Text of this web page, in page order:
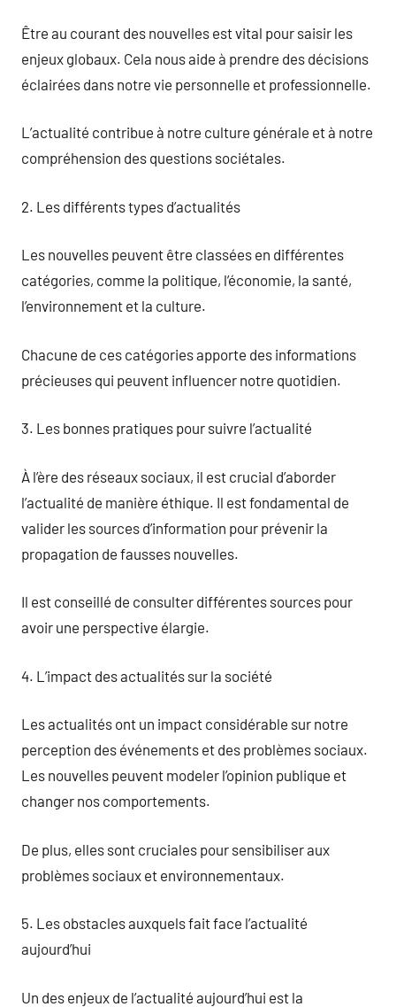
Être au courant des nouvelles est vital pour saisir les
enjeux globaux. Cela nous aide à prendre des décisions
éclairées dans notre vie personnelle et professionnelle.
L’actualité contribue à notre culture générale et à notre
compréhension des questions sociétales.
2. Les différents types d’actualités
Les nouvelles peuvent être classées en différentes
catégories, comme la politique, l’économie, la santé,
l’environnement et la culture.
Chacune de ces catégories apporte des informations
précieuses qui peuvent influencer notre quotidien.
3. Les bonnes pratiques pour suivre l’actualité
À l’ère des réseaux sociaux, il est crucial d’aborder
l’actualité de manière éthique. Il est fondamental de
valider les sources d’information pour prévenir la
propagation de fausses nouvelles.
Il est conseillé de consulter différentes sources pour
avoir une perspective élargie.
4. L’impact des actualités sur la société
Les actualités ont un impact considérable sur notre
perception des événements et des problèmes sociaux.
Les nouvelles peuvent modeler l’opinion publique et
changer nos comportements.
De plus, elles sont cruciales pour sensibiliser aux
problèmes sociaux et environnementaux.
5. Les obstacles auxquels fait face l’actualité
aujourd’hui
Un des enjeux de l’actualité aujourd’hui est la